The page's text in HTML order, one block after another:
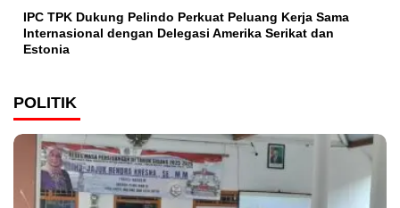
IPC TPK Dukung Pelindo Perkuat Peluang Kerja Sama
Internasional dengan Delegasi Amerika Serikat dan
Estonia
POLITIK